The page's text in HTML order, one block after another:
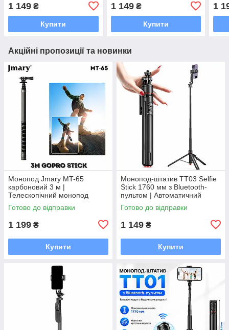
Quadrapod, кріплення
1/4", 360°
1 149 ₴
Купити
кріплення 1/4", для iPhone
та Android
1 149₴
Купити
1/4"
1
Акційні пропозиції та новинки
Монопод Jmary MT-65
карбоновий 3 м |
Телескопічний монопод
Carbon Fiber, кріплення 1/4"
Готово до відправки
1 199 ₴
Купити
Монопод-штатив TT03 Selfie
Stick 1760 мм з Bluetooth-
пультом | Автоматичний
трипод, кріплення 1/4", для
iPhone та Android
Готово до відправки
1 149 ₴
Купити